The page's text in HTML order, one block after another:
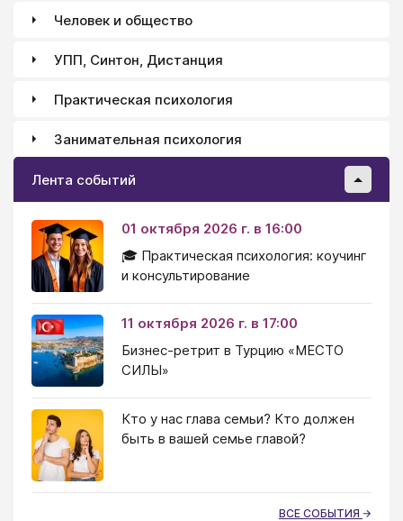
Человек и общество
УПП, Синтон, Дистанция
Практическая психология
Занимательная психология
Лента событий
01 октября 2026 г. в 16:00
🎓 Практическая психология: коучинг
и консультирование
11 октября 2026 г. в 17:00
Бизнес-ретрит в Турцию «МЕСТО
СИЛЫ»
Кто у нас глава семьи? Кто должен
быть в вашей семье главой?
ВСЕ СОБЫТИЯ